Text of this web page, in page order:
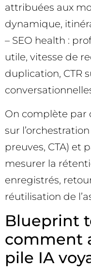
attribuées aux
dynamique,
– SEO health :
utile, vitesse de
duplication, CTR
On complète par
sur
preuves, CTA) et
mesurer la
enregistrés,
réutilisation de
Blueprint
comment
pile IA